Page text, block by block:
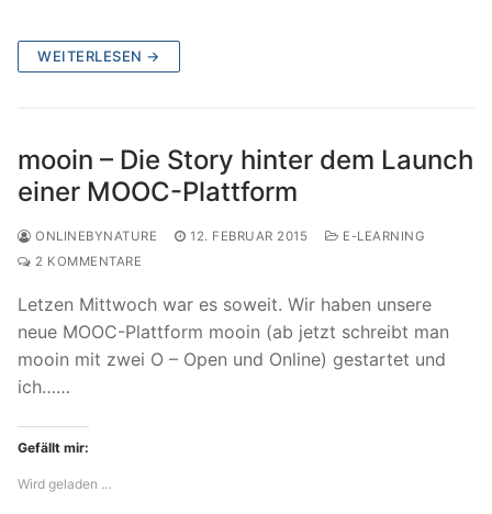
WEITERLESEN →
mooin – Die Story hinter dem Launch
einer MOOC-Plattform
ONLINEBYNATURE 12. FEBRUAR 2015
E-LEARNING
2 KOMMENTARE
Letzen Mittwoch war es soweit. Wir haben unsere
neue MOOC-Plattform mooin (ab jetzt schreibt man
mooin mit zwei O – Open und Online) gestartet und
ich……
Gefällt mir:
Wird geladen …